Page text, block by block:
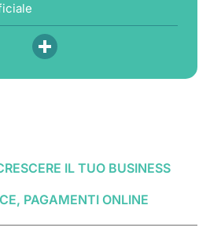
IL TUO BUSINESS
PAGAMENTI ONLINE